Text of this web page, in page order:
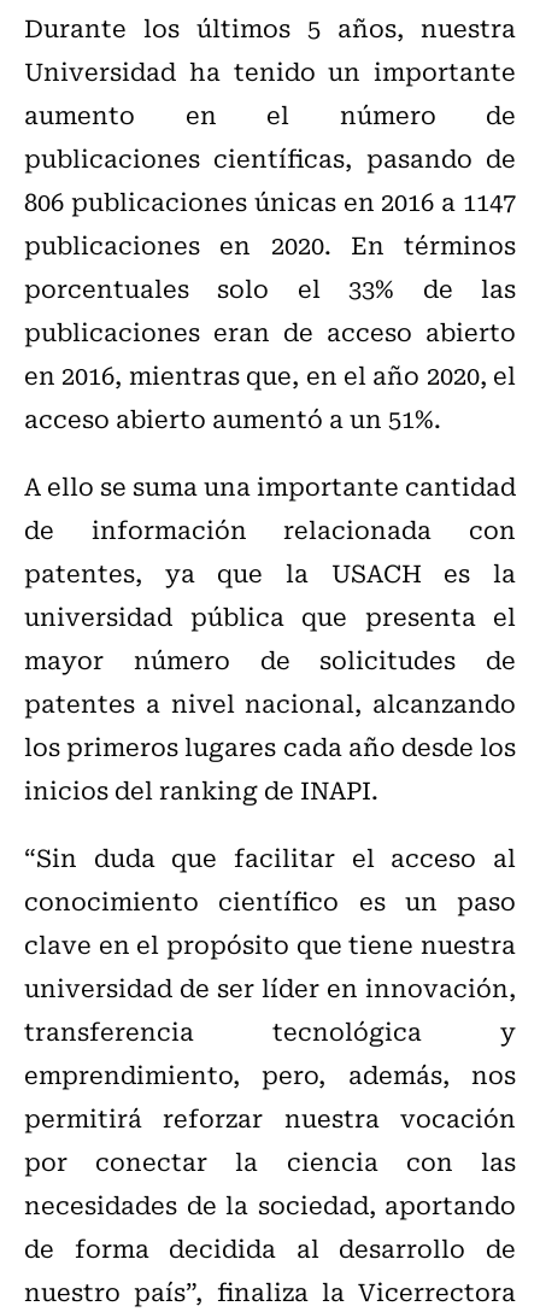
Durante los últimos 5 años, nuestra
Universidad ha tenido un importante
aumento en el número de
publicaciones científicas, pasando de
806 publicaciones únicas en 2016 a 1147
publicaciones en 2020. En términos
porcentuales solo el 33% de las
publicaciones eran de acceso abierto
en 2016, mientras que, en el año 2020, el
acceso abierto aumentó a un 51%.
A ello se suma una importante cantidad
de información relacionada con
patentes, ya que la USACH es la
universidad pública que presenta el
mayor número de solicitudes de
patentes a nivel nacional, alcanzando
los primeros lugares cada año desde los
inicios del ranking de INAPI.
“Sin duda que facilitar el acceso al
conocimiento científico es un paso
clave en el propósito que tiene nuestra
universidad de ser líder en innovación,
transferencia tecnológica y
emprendimiento, pero, además, nos
permitirá reforzar nuestra vocación
por conectar la ciencia con las
necesidades de la sociedad, aportando
de forma decidida al desarrollo de
nuestro país”, finaliza la Vicerrectora